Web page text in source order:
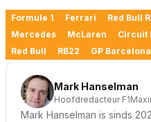
Formule 1 Ferrari Red Bull
Mercedes
McLaren
Circuit
Red Bull
RB22 GP
Mark Hanselman
Hoofdredacteur
Mark Hanselman is sinds